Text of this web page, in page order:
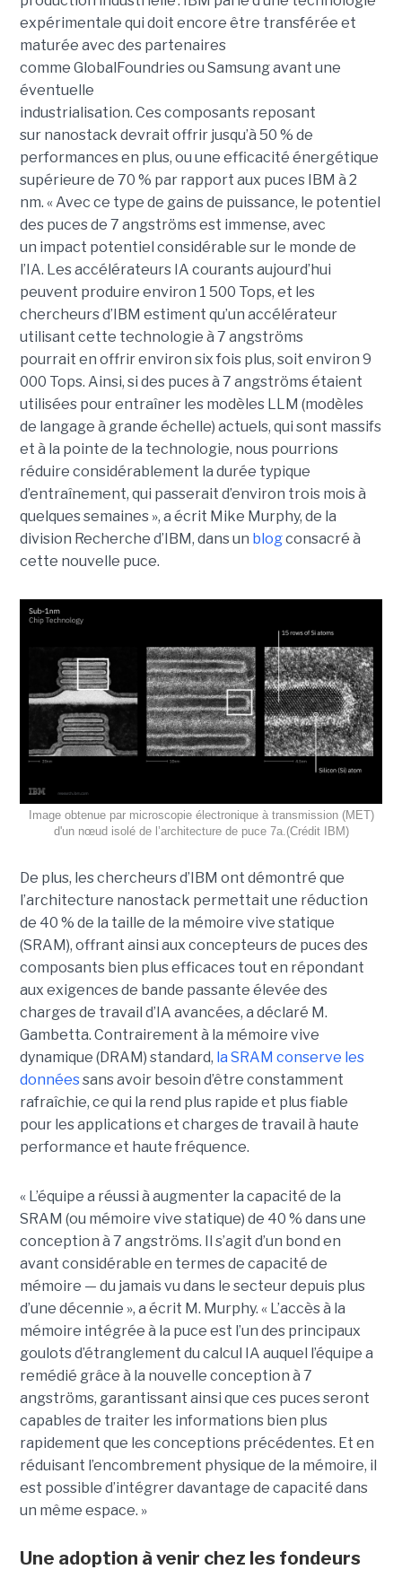
expérimentale qui doit encore être transférée et
maturée avec des partenaires
comme GlobalFoundries ou Samsung avant une
éventuelle
industrialisation. Ces composants reposant
sur nanostack devrait offrir jusqu’à 50 % de
performances en plus, ou une efficacité énergétique
supérieure de 70 % par rapport aux puces IBM à 2
nm. « Avec ce type de gains de puissance, le potentiel
des puces de 7 angströms est immense, avec
un impact potentiel considérable sur le monde de
l’IA. Les accélérateurs IA courants aujourd’hui
peuvent produire environ 1 500 Tops, et les
chercheurs d’IBM estiment qu’un accélérateur
utilisant cette technologie à 7 angströms
pourrait en offrir environ six fois plus, soit environ 9
000 Tops. Ainsi, si des puces à 7 angströms étaient
utilisées pour entraîner les modèles LLM (modèles
de langage à grande échelle) actuels, qui sont massifs
et à la pointe de la technologie, nous pourrions
réduire considérablement la durée typique
d’entraînement, qui passerait d’environ trois mois à
quelques semaines », a écrit Mike Murphy, de la
division Recherche d’IBM, dans un blogconsacré à
cette nouvelle puce.
Image obtenue par microscopie électronique à transmission (MET)
d'un nœud isolé de l’architecture de puce 7a.(Crédit IBM)
De plus, les chercheurs d’IBM ont démontré que
l’architecture nanostack permettait une réduction
de 40 % de la taille de la mémoire vive statique
(SRAM), offrant ainsi aux concepteurs de puces des
composants bien plus efficaces tout en répondant
aux exigences de bande passante élevée des
charges de travail d’IA avancées, a déclaré M.
Gambetta. Contrairement à la mémoire vive
dynamique (DRAM) standard, la SRAM conserve les
donnéessans avoir besoin d’être constamment
rafraîchie, ce qui la rend plus rapide et plus fiable
pour les applications et charges de travail à haute
performance et haute fréquence.
« L’équipe a réussi à augmenter la capacité de la
SRAM (ou mémoire vive statique) de 40 % dans une
conception à 7 angströms. Il s’agit d’un bond en
avant considérable en termes de capacité de
mémoire — du jamais vu dans le secteur depuis plus
d’une décennie », a écrit M. Murphy. « L’accès à la
mémoire intégrée à la puce est l’un des principaux
goulots d’étranglement du calcul IA auquel l’équipe a
remédié grâce à la nouvelle conception à 7
angströms, garantissant ainsi que ces puces seront
capables de traiter les informations bien plus
rapidement que les conceptions précédentes. Et en
réduisant l’encombrement physique de la mémoire, il
est possible d’intégrer davantage de capacité dans
un même espace. »
Une adoption à venir chez les fondeurs